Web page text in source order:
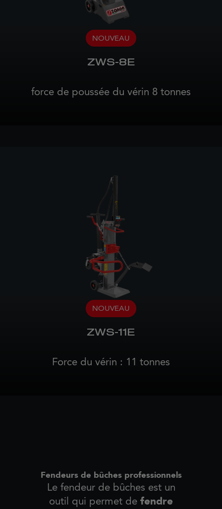
NOUVEAU
ZWS-8E
force de poussée du vérin 8 tonnes
NOUVEAU
ZWS-11E
Force du vérin : 11 tonnes
Fendeurs de bûches professionnels
Le fendeur de bûches est un
outil qui permet de fendre